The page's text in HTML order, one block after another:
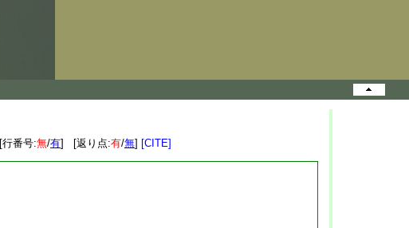
[行番号:無/有] [返り点:有/無] [CITE]